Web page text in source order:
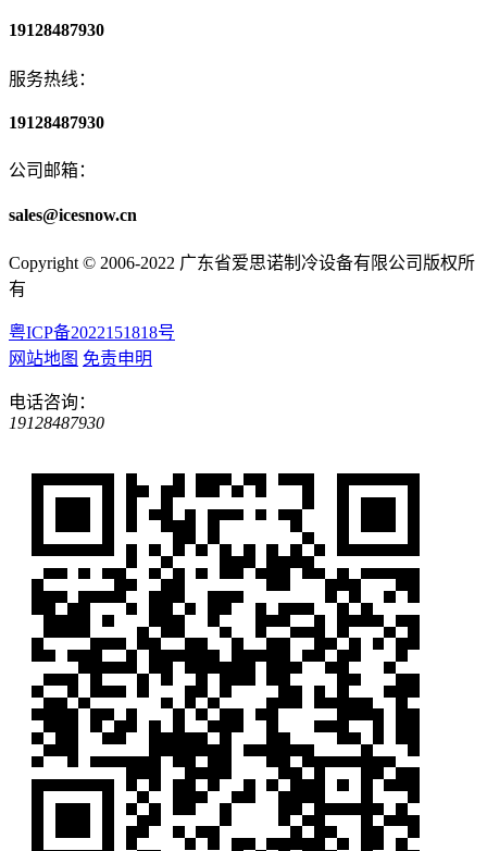
19128487930
服务热线：
19128487930
公司邮箱：
sales@icesnow.cn
Copyright © 2006-2022 广东省爱思诺制冷设备有限公司版权所
有
粤ICP备2022151818号
网站地图 免责申明
电话咨询：
19128487930